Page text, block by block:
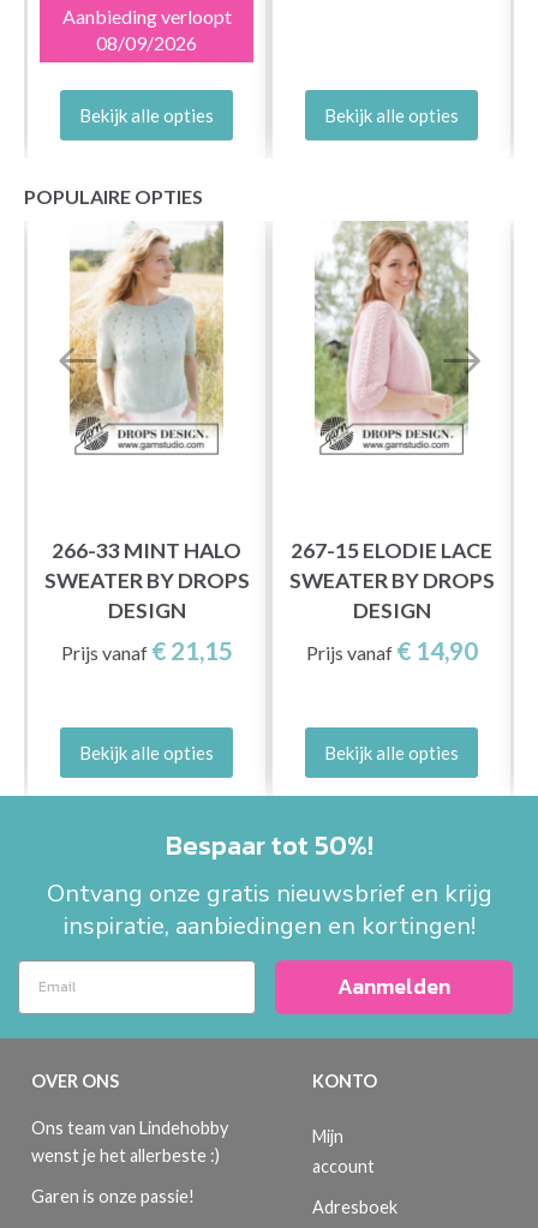
Aanbieding verloopt
08/09/2026
Bekijk alle opties Bekijk alle opties
POPULAIRE OPTIES
266-33 MINT HALO
SWEATER BY DROPS
DESIGN
Prijs vanaf € 21,15
Bekijk alle opties
267-15 ELODIE LACE
SWEATER BY DROPS
DESIGN
Prijs vanaf € 14,90
Bekijk alle opties
Bespaar tot 50%!
Ontvang onze gratis nieuwsbrief en krijg
inspiratie, aanbiedingen en kortingen!
Aanmelden
OVER ONS
Ons team van Lindehobby
wenst je het allerbeste :)
Garen is onze passie!
KONTO
Mijn
account
Adresboek